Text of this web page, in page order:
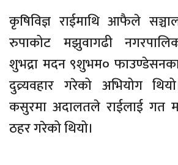
कृषिविज्ञ राईमाथि आफैले
रुपाकोट मझुवागढी
शुभद्रा मदन ९शुभम०
दुव्र्यवहार गरेको अभियोग
कसुरमा अदालतले राईलाई गत
ठहर गरेको थियो।